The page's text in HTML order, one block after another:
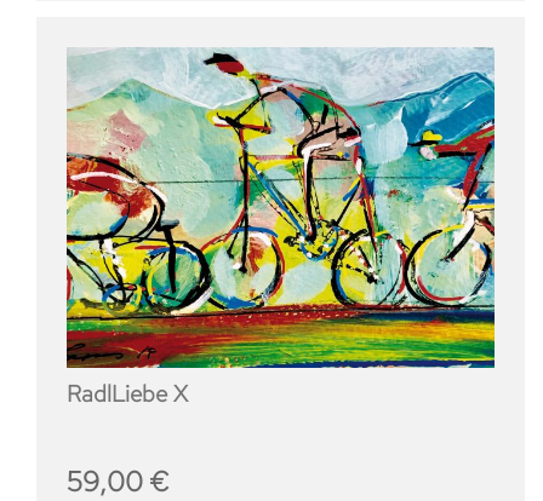
RadlLiebe X
59,00 €